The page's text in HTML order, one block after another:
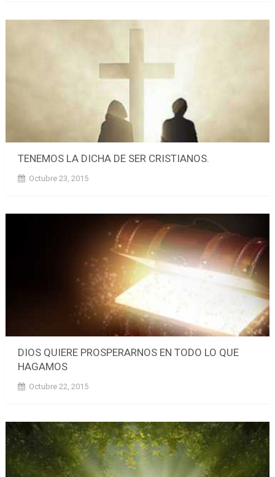
TENEMOS LA DICHA DE SER CRISTIANOS.
Octubre 23, 2015
DIOS QUIERE PROSPERARNOS EN TODO LO QUE
HAGAMOS
Octubre 22, 2015